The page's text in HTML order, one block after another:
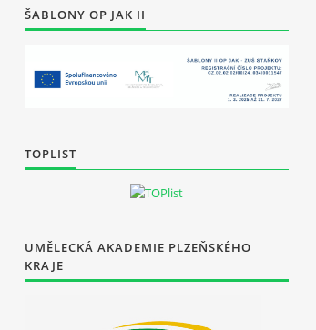
ŠABLONY OP JAK II
TOPLIST
UMĚLECKÁ AKADEMIE PLZEŇSKÉHO
KRAJE